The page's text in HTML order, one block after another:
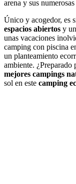
arena y sus
Único y acogedor, es
espacios abiertos y
unas vacaciones
camping con piscina
un planteamiento
ambiente. ¿Preparado
mejores campings
sol en este camping